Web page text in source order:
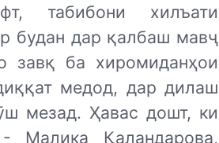
табибони хилъати
будан дар қалбаш мавҷ
завқ ба хиромиданҳои
медод, дар дилаш
мезад. Ҳавас дошт, ки
Малика Қаландарова,